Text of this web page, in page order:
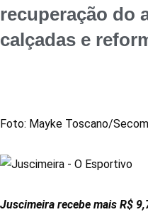
recuperação do
calçadas e
Foto: Mayke Toscano/
Juscimeira recebe mais R$